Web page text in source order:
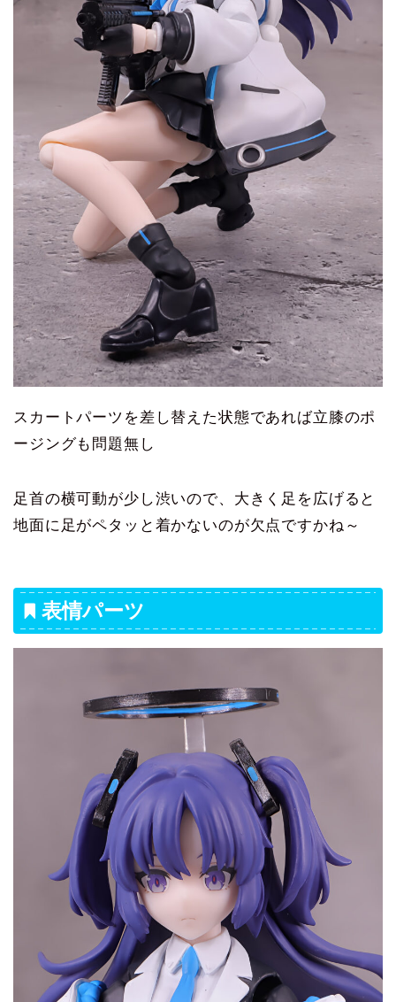
スカートパーツを差し替えた状態であれば立膝のポ
ージングも問題無し
足首の横可動が少し渋いので、大きく足を広げると
地面に足がペタッと着かないのが欠点ですかね～
表情パーツ